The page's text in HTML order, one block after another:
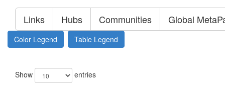
Links Hubs Communities Global
Color Legend Table Legend
Show entries